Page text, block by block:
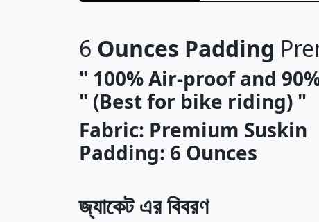
6 Ounces Padding
" 100% Air-proof and
" (Best for bike riding) "
Fabric: Premium Suskin
Padding: 6 Ounces
জ্যাকেট এর বিবরণ